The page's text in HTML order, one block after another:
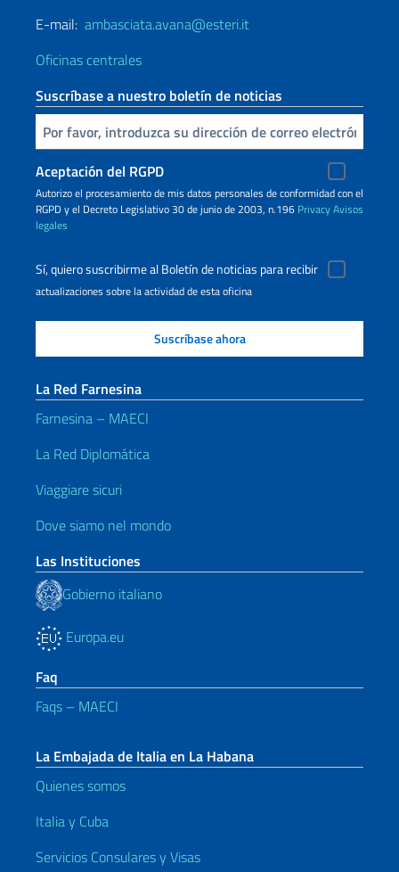
E-mail: ambasciata.avana@esteri.it
Oficinas centrales
Suscríbase a nuestro boletín de noticias
Inserta tu correo electronico
Aceptación del RGPD
Autorizo ​​el procesamiento de mis datos personales de conformidad con el
RGPD y el Decreto Legislativo 30 de junio de 2003, n.196 PrivacyAvisos
legales
Sí, quiero suscribirme al Boletín de noticias para recibir
actualizaciones sobre la actividad de esta oficina
La Red Farnesina
Farnesina – MAECI
La Red Diplomática
Viaggiare sicuri
Dove siamo nel mondo
Las Instituciones
Gobierno italiano
Europa.eu
Faq
Faqs – MAECI
La Embajada de Italia en La Habana
Quienes somos
Italia y Cuba
Servicios Consulares y Visas